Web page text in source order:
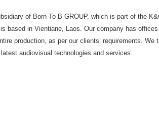
of Born To B GROUP, which is part of the
based in Vientiane, Laos. Our company has
production, as per our clients’ requirements. We
audiovisual technologies and services.